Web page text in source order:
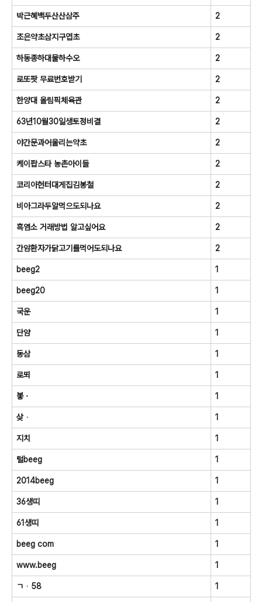
박근혜백두산산삼주 2
조은약초삼지구엽초 2
하동종하대물하수오 2
로또팟 무료번호받기 2
한양대 올림픽체육관 2
63년10월30일생토정비결 2
야간문과어울리는약초 2
케이팝스타 농촌아이들 2
코리아헌터대게집김봉철 2
비아그라두알먹으도되나요 2
흑염소 거래방법 알고싶어요 2
간암환자가닭고기를먹어도되나요 2
beeg2 1
beeg20 1
국운 1
단얌 1
동삼 1
로뙤 1
봏ㆍ 1
샂ᆞ 1
지치 1
털beeg 1
2014beeg 1
36생띠 1
61생띠 1
beeg com 1
www.beeg 1
ㄱᆞ58 1